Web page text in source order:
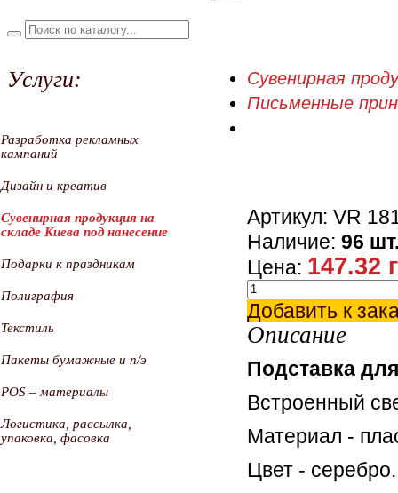
Услуги:
Разработка рекламных
кампаний
Дизайн и креатив
Сувенирная продукция на
складе Киева под нанесение
Подарки к праздникам
Полиграфия
Текстиль
Пакеты бумажные и п/э
POS – материалы
Логистика, рассылка,
упаковка, фасовка
Сувенирная
Письменные
Артикул: VR
Наличие: 96
Цена: 147.32
Добавить к
Описание
Подставка
Встроенный
Материал -
Цвет -